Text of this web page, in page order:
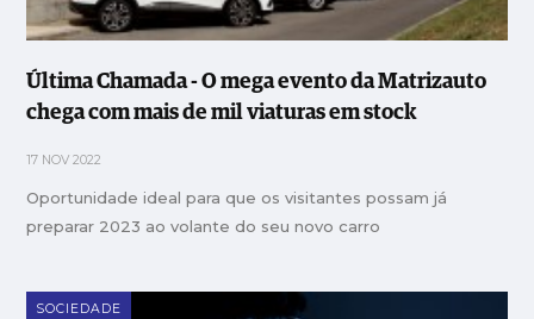
Última Chamada - O mega evento da Matrizauto
chega com mais de mil viaturas em stock
17 NOV 2022
Oportunidade ideal para que os visitantes possam já
preparar 2023 ao volante do seu novo carro
SOCIEDADE